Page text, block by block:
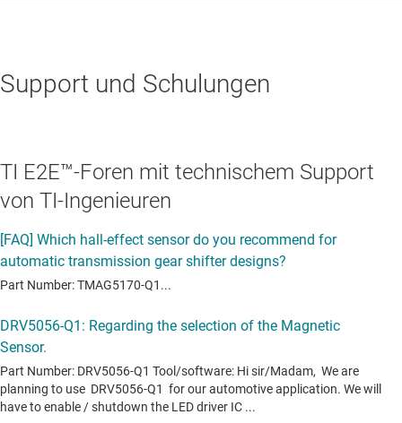
Support und Schulungen
TI E2E™-Foren mit technischem Support
von TI-Ingenieuren